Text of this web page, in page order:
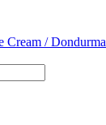
Cream / Dondurma